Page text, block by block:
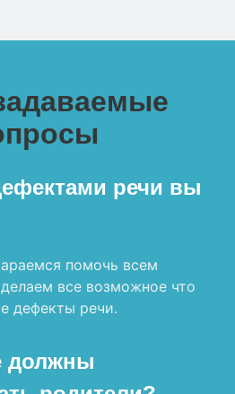
речи вы
помочь всем
все возможное что
дефекты речи.
должны